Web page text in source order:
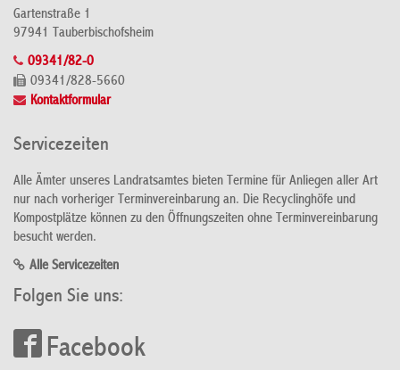
Gartenstraße 1
97941 Tauberbischofsheim
09341/82-0
09341/828-5660
Kontaktformular
Servicezeiten
Alle Ämter unseres Landratsamtes bieten Termine für Anliegen aller Art
nur nach vorheriger Terminvereinbarung an. Die Recyclinghöfe und
Kompostplätze können zu den Öffnungszeiten ohne Terminvereinbarung
besucht werden.
Alle Servicezeiten
Folgen Sie uns:
Facebook